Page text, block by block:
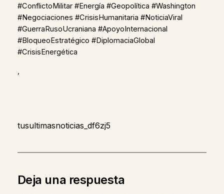
#ConflictoMilitar #Energía #Geopolítica #Washington
#Negociaciones #CrisisHumanitaria #NoticiaViral
#GuerraRusoUcraniana #ApoyoInternacional
#BloqueoEstratégico #DiplomaciaGlobal
#CrisisEnergética
,
tusultimasnoticias_df6zj5
Deja una respuesta